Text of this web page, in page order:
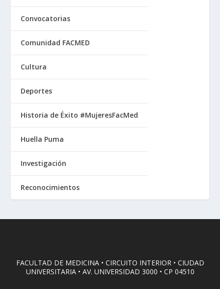
Convocatorias
Comunidad FACMED
Cultura
Deportes
Historia de Éxito #MujeresFacMed
Huella Puma
Investigación
Reconocimientos
FACULTAD DE MEDICINA • CIRCUITO INTERIOR • CIUDAD
UNIVERSITARIA • AV. UNIVERSIDAD 3000 • CP 04510